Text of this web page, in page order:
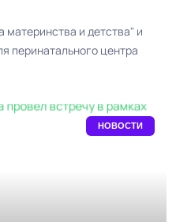
и детства" и
перинатального центра
НОВОСТИ